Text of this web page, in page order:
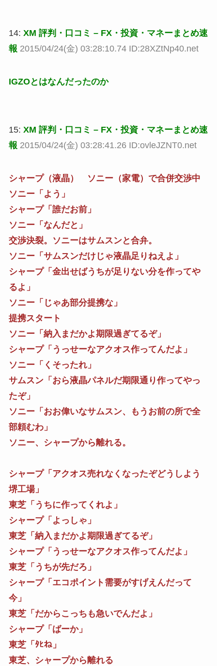
14: XM 評判・口コミ – FX・投資・マネーまとめ速
報 2015/04/24(金) 03:28:10.74 ID:28XZtNp40.net
IGZOとはなんだったのか
15: XM 評判・口コミ – FX・投資・マネーまとめ速
報 2015/04/24(金) 03:28:41.26 ID:ovleJZNT0.net
シャープ（液晶） ソニー（家電）で合併交渉中
ソニー「よう」
シャープ「誰だお前」
ソニー「なんだと」
交渉決裂。ソニーはサムスンと合弁。
ソニー「サムスンだけじゃ液晶足りねえよ」
シャープ「金出せばうちが足りない分を作ってや
るよ」
ソニー「じゃあ部分提携な」
提携スタート
ソニー「納入まだかよ期限過ぎてるぞ」
シャープ「うっせーなアクオス作ってんだよ」
ソニー「くそったれ」
サムスン「おら液晶パネルだ期限通り作ってやっ
たぞ」
ソニー「おお偉いなサムスン、もうお前の所で全
部頼むわ」
ソニー、シャープから離れる。
シャープ「アクオス売れなくなったぞどうしよう
堺工場」
東芝「うちに作ってくれよ」
シャープ「よっしゃ」
東芝「納入まだかよ期限過ぎてるぞ」
シャープ「うっせーなアクオス作ってんだよ」
東芝「うちが先だろ」
シャープ「エコポイント需要がすげえんだって
今」
東芝「だからこっちも急いでんだよ」
シャープ「ばーか」
東芝「ﾀﾋね」
東芝、シャープから離れる